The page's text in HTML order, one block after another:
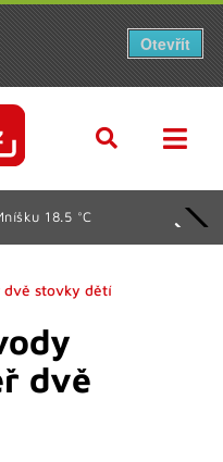
18.5 °C
dvě stovky dětí
dvě
Otevřít